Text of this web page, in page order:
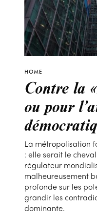
HOME
Contre la
ou pour
La métropolisation
: elle serait le
régulateur
malheureusement
profonde sur les
grandir les
dominante.